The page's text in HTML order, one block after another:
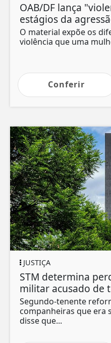
OAB/DF lança
estágios da
O material expõe os
violência que uma
Conferir
JUSTIÇA
STM determina
militar acusado de
Segundo-tenente
companheiras que era
disse que...